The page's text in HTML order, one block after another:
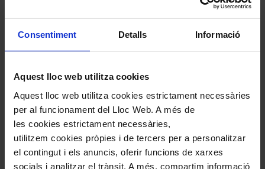
Consentiment Detalls Informació
Aquest lloc web utilitza cookies
Aquest lloc web utilitza cookies estrictament necessàries
per al funcionament del Lloc Web. A més de
les cookies estrictament necessàries,
utilitzem cookies pròpies i de tercers per a personalitzar
el contingut i els anuncis, oferir funcions de xarxes
socials i analitzar el trànsit. A més, compartim informació
J. AFONSO: Menino D’ Oiro, Menino do Bairro
NegroiBalada de Outono
Coro das Maçadeiras, popular portguesa
J. LOPES GATO: Cante Alentejano
J. M. PINHEIRO:Ferreiro, Guarda a Filha